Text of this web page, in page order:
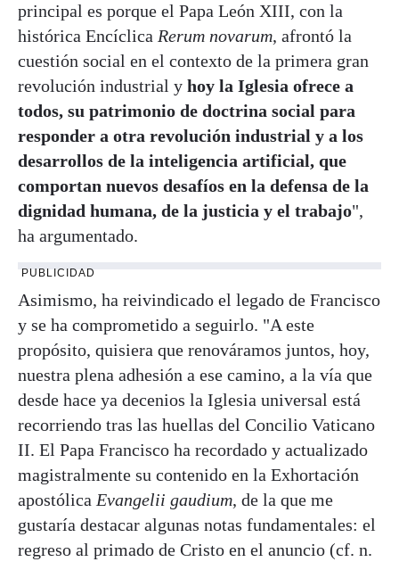
principal es porque el Papa León XIII, con la
histórica Encíclica Rerum novarum, afrontó la
cuestión social en el contexto de la primera gran
revolución industrial y hoy la Iglesia ofrece a
todos, su patrimonio de doctrina social para
responder a otra revolución industrial y a los
desarrollos de la inteligencia artificial, que
comportan nuevos desafíos en la defensa de la
dignidad humana, de la justicia y el trabajo",
ha argumentado.
PUBLICIDAD
Asimismo, ha reivindicado el legado de Francisco
y se ha comprometido a seguirlo. "A este
propósito, quisiera que renováramos juntos, hoy,
nuestra plena adhesión a ese camino, a la vía que
desde hace ya decenios la Iglesia universal está
recorriendo tras las huellas del Concilio Vaticano
II. El Papa Francisco ha recordado y actualizado
magistralmente su contenido en la Exhortación
apostólica Evangelii gaudium, de la que me
gustaría destacar algunas notas fundamentales: el
regreso al primado de Cristo en el anuncio (cf. n.